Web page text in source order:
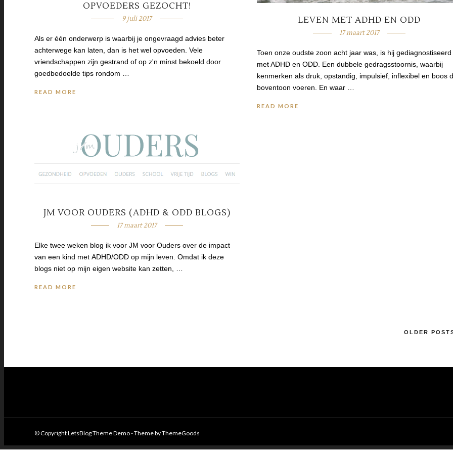
OPVOEDERS GEZOCHT!
9 juli 2017
Als er één onderwerp is waarbij je ongevraagd advies beter
achterwege kan laten, dan is het wel opvoeden. Vele
vriendschappen zijn gestrand of op z'n minst bekoeld door
goedbedoelde tips rondom …
READ MORE
LEVEN MET ADHD EN ODD
17 maart 2017
Toen onze oudste zoon acht jaar was, is hij gediagnostiseerd
met ADHD en ODD. Een dubbele gedragsstoornis, waarbij
kenmerken als druk, opstandig, impulsief, inflexibel en boos
boventoon voeren. En waar …
READ MORE
JM VOOR OUDERS (ADHD & ODD BLOGS)
17 maart 2017
Elke twee weken blog ik voor JM voor Ouders over de impact
van een kind met ADHD/ODD op mijn leven. Omdat ik deze
blogs niet op mijn eigen website kan zetten, …
READ MORE
OLDER
© Copyright LetsBlog Theme Demo - Theme by ThemeGoods